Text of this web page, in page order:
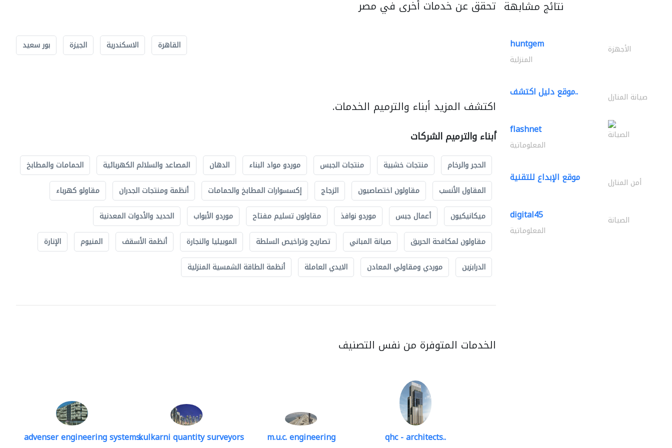
تحقق عن خدمات أخرى في مصر
القاهرة الاسكندرية الجيزة بور سعيد
اكتشف المزيد أبناء والترميم الخدمات.
أبناء والترميم الشركات
الحجر والرخام منتجات خشبية منتجات الجبس موردو مواد البناء الدهان المصاعد والسلالم الكهربائية
الحمامات والمطابخ
المقاول الأنسب
مقاولون اختصاصيون الزجاج إكسسوارات المطابخ والحمامات أنظمة ومنتجات الجدران
مقاولو كهرباء
ميكانيكيون
أعمال جبس موردو نوافذ مقاولون تسليم مفتاح موردو الأبواب
الحديد والأدوات المعدنية
مقاولون لمكافحة الحريق
صيانة المباني تصاريح وتراخيص السلطة الموبيليا والنجارة أنظمة الأسقف المنيوم
الإنارة
الدرابزين
موردي ومقاولي المعادن الايدي العاملة أنظمة الطاقة الشمسية المنزلية
الخدمات المتوفرة من نفس التصنيف
advenser engineering systems..kulkarni quantity surveyors m.u.c. engineering qhc - architects..
نتائج مشابهة
huntgem الأجهزة
المنزلية
موقع دليل اكتشف.. صيانة المنازل
flashnet الصيانة
المعلوماتية
موقع الإبداع للتقنية أمن المنازل
digital45 الصيانة
المعلوماتية